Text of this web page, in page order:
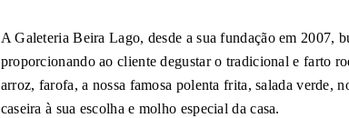
A Galeteria Beira Lago, desde a sua fundação em 2007,
proporcionando ao cliente degustar o tradicional e farto
arroz, farofa, a nossa famosa polenta frita, salada verde,
caseira à sua escolha e molho especial da casa.